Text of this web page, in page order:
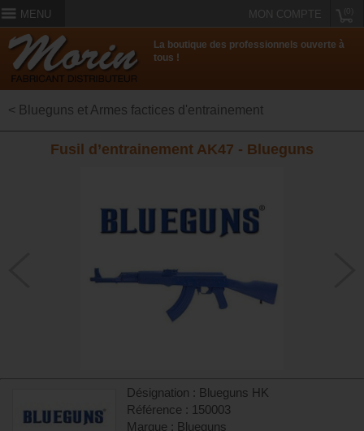
MENU MON COMPTE
La boutique des professionnels ouverte à
tous !
< Blueguns et Armes factices d'entrainement
Fusil d’entrainement AK47 - Blueguns
Désignation : Blueguns HK
Référence : 150003
Marque : Blueguns